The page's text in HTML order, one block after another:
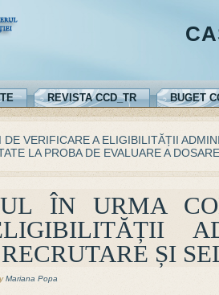
REVISTA CCD_TR BUGET
DE VERIFICARE A ELIGIBILITĂȚII
LA PROBA DE EVALUARE A
ÎN URMA
ȘI
Mariana Popa